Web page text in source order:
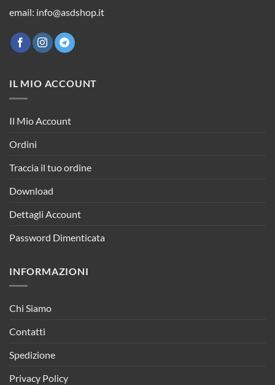
email: info@asdshop.it
IL MIO ACCOUNT
Il Mio Account
Ordini
Traccia il tuo ordine
Download
Dettagli Account
Password Dimenticata
INFORMAZIONI
Chi Siamo
Contatti
Spedizione
Privacy Policy